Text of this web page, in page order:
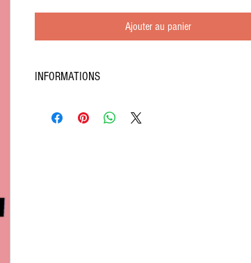
Ajouter au panier
INFORMATIONS
1 Terrine à l'Armagnac (25% Foie gras) 180 g